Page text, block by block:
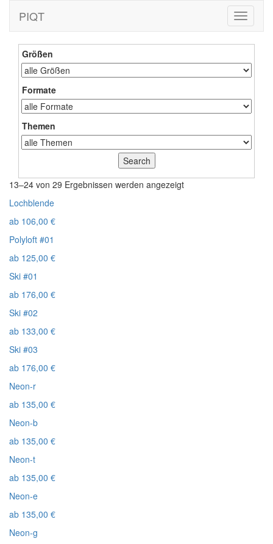
Toggle
PIQT
Größen
Formate
Themen
13–24 von 29 Ergebnissen werden angezeigt
Lochblende
ab 106,00 €
Polyloft #01
ab 125,00 €
Ski #01
ab 176,00 €
Ski #02
ab 133,00 €
Ski #03
ab 176,00 €
Neon-r
ab 135,00 €
Neon-b
ab 135,00 €
Neon-t
ab 135,00 €
Neon-e
ab 135,00 €
Neon-g